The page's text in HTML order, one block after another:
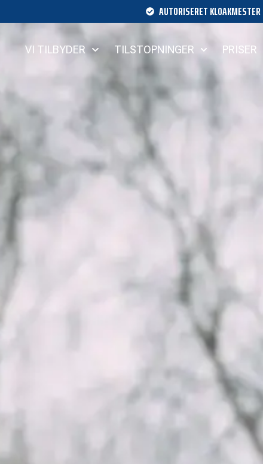
AUTORISERET KLOAKMESTER
VI TILBYDER TILSTOPNINGER PRISER